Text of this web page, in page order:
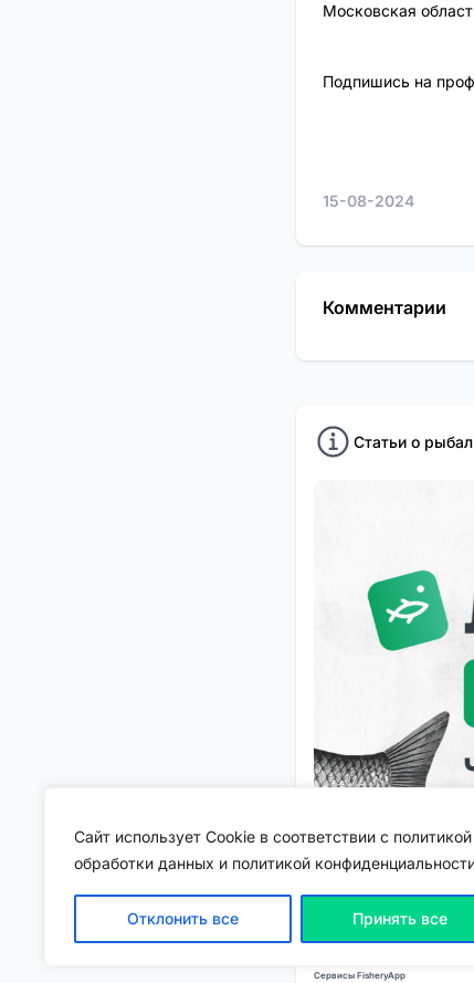
Сайт использует Cookie в соответствии с политикой
обработки данных и политикой
Отклонить все Принять все
Московская
Подпишись на
15-08-2024
Комментарии
Статьи о
Читайте
Сервисы FisheryApp